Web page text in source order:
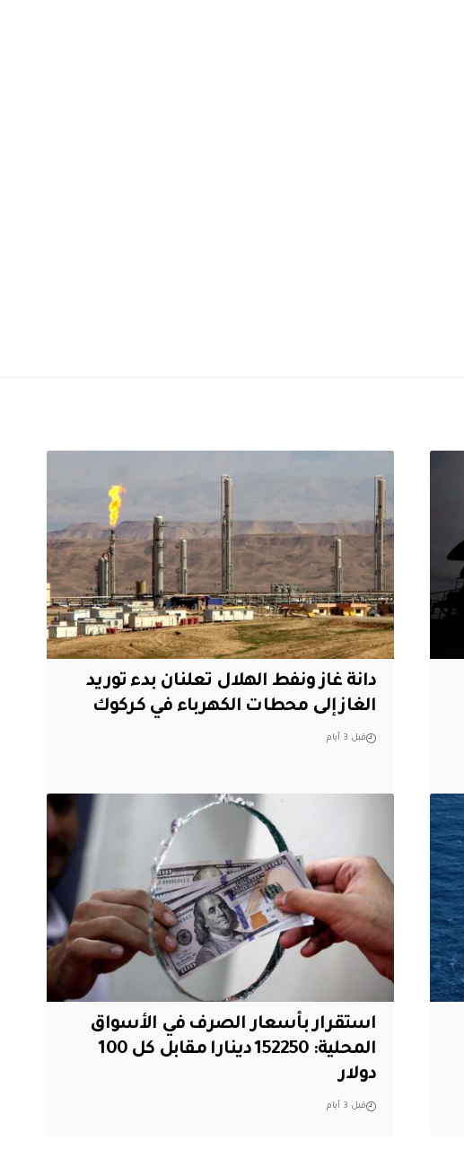
دانة غاز ونفط الهلال تعلنان بدء توريد
الغاز إلى محطات الكهرباء في كركوك
قبل 3 أيام
استقرار بأسعار الصرف في الأسواق
المحلية: 152250 دينارا مقابل كل 100
دولار
قبل 3 أيام